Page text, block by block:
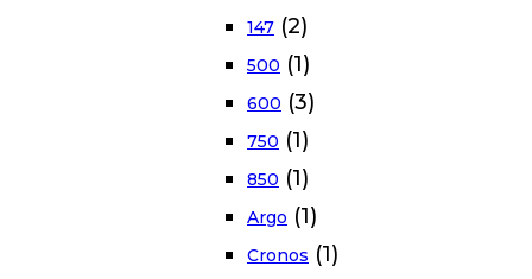
147 (2)
500 (1)
600 (3)
750 (1)
850 (1)
Argo (1)
Cronos (1)